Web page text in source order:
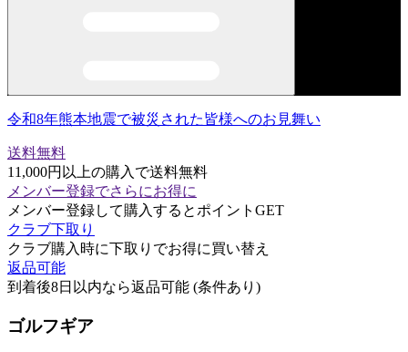
令和8年熊本地震で被災された皆様へのお見舞い
送料無料
11,000円以上の購入で送料無料
メンバー登録でさらにお得に
メンバー登録して購入するとポイントGET
クラブ下取り
クラブ購入時に下取りでお得に買い替え
返品可能
到着後8日以内なら返品可能 (条件あり)
ゴルフギア